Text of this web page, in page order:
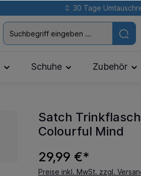
30 Tage
Schuhe Zubehör
Satch
Colourful Mind
29,99 €*
Preise inkl. MwSt. zzgl.